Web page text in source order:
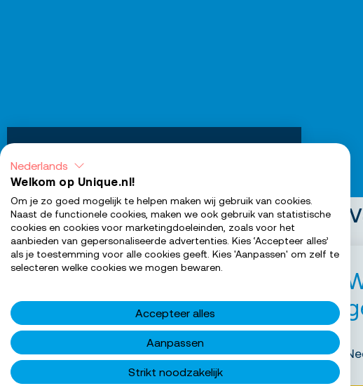
Vind je baan
Straal
ZOEKEN
Filters
0
Nederlands
Welkom op Unique.nl!
Om je zo goed mogelijk te helpen maken wij gebruik van cookies.
Naast de functionele cookies, maken we ook gebruik van statistische
cookies en cookies voor marketingdoeleinden, zoals voor het
aanbieden van gepersonaliseerde advertenties. Kies ‘Accepteer alles’
als je toestemming voor alle cookies geeft. Kies 'Aanpassen' om zelf te
selecteren welke cookies we mogen bewaren.
Accepteer alles
Aanpassen
Strikt noodzakelijk